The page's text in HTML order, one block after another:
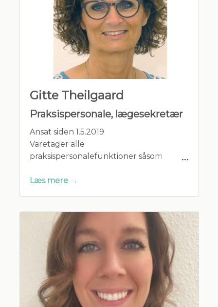
Gitte Theilgaard
Praksispersonale, lægesekretær
Ansat siden 1.5.2019
Varetager alle
praksispersonalefunktioner såsom
sygeplejerummet.
Læs mere →